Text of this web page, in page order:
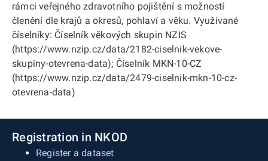
rámci veřejného zdravotního pojištění s možností
členění dle krajů a okresů, pohlaví a věku. Využívané
číselníky: Číselník věkových skupin NZIS
(https://www.nzip.cz/data/2182-ciselnik-vekove-
skupiny-otevrena-data); Číselník MKN-10-CZ
(https://www.nzip.cz/data/2479-ciselnik-mkn-10-cz-
otevrena-data)
Registration in NKOD
Register a dataset